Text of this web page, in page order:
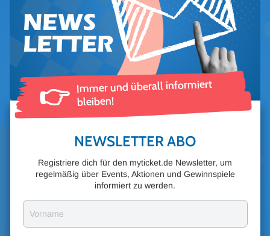
👉 Immer und überall informiert
bleiben!
NEWSLETTER ABO
Registriere dich für den myticket.de Newsletter, um
regelmäßig über Events, Aktionen und Gewinnspiele
informiert zu werden.
Vorname